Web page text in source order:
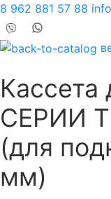
8 962 881 57 88
СЕРИИ
(для
мм)